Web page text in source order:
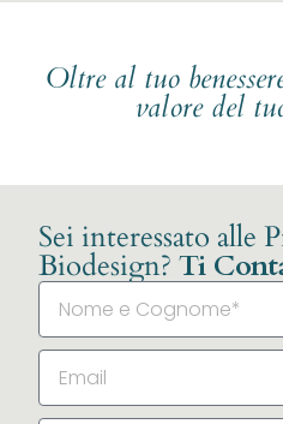
Oltre al tuo
valore del
Sei interessato alle
Biodesign? Ti